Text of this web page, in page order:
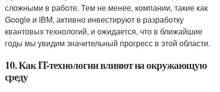
сложными в работе. Тем не менее, компании, такие как
Google и IBM, активно инвестируют в разработку
квантовых технологий, и ожидается, что в ближайшие
годы мы увидим значительный прогресс в этой области.
10. Как IT-технологии влияют на окружающую
среду